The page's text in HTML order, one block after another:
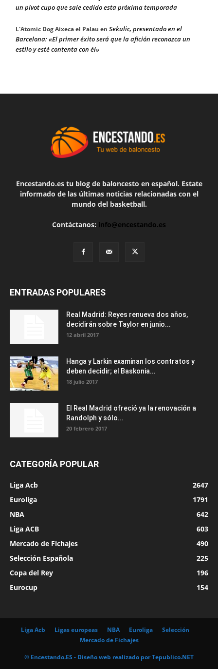
un pívot cupo que sale cedido esta próxima temporada
L'Atomic Dog Aixeca el Palau en Sekulic, presentado en el
Barcelona: «El primer éxito será que la afición reconozca un
estilo y esté contenta con él»
Encestando.es tu blog de baloncesto en español. Estate
informado de las últimas noticias relacionadas con el
mundo del basketball.
Contáctanos: info@encestando.es
ENTRADAS POPULARES
Real Madrid: Reyes renueva dos años,
decidirán sobre Taylor en junio...
12 abril 2017
Hanga y Larkin examinan los contratos y
deben decidir; el Baskonia...
18 julio 2017
El Real Madrid ofreció ya la renovación a
Randolph y sólo...
20 febrero 2017
CATEGORÍA POPULAR
Liga Acb
2647
Euroliga
1791
NBA
642
Liga ACB
603
Mercado de Fichajes
490
Selección Española
225
Copa del Rey
196
Eurocup
154
Liga Acb Ligas europeas NBA Euroliga
Selección
Mercado de Fichajes
© Encestando.ES - Diseño web realizado porTepublico.NET